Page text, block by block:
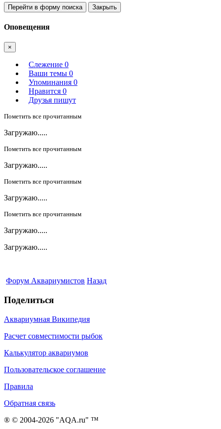
Перейти в форму поиска Закрыть
Оповещения
×
Слежение 0
Ваши темы 0
Упоминания 0
Нравится 0
Друзья пишут
Пометить все прочитанным
Загружаю.....
Пометить все прочитанным
Загружаю.....
Пометить все прочитанным
Загружаю.....
Пометить все прочитанным
Загружаю.....
Загружаю.....
Форум Аквариумистов Назад
Поделиться
Аквариумная Википедия
Расчет совместимости рыбок
Калькулятор аквариумов
Пользовательское соглашение
Правила
Обратная связь
® © 2004-2026 "AQA.ru" ™